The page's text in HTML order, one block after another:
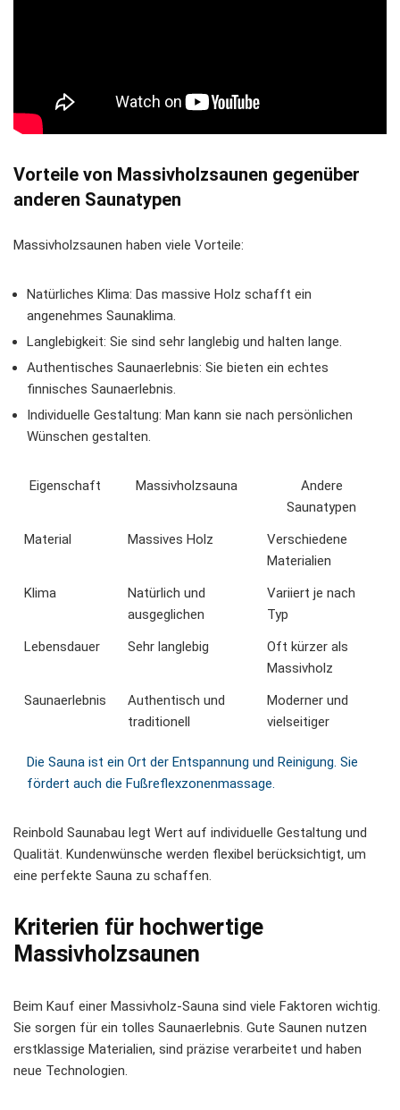
Vorteile von Massivholzsaunen gegenüber
anderen Saunatypen
Massivholzsaunen haben viele Vorteile:
Natürliches Klima: Das massive Holz schafft ein
angenehmes Saunaklima.
Langlebigkeit: Sie sind sehr langlebig und halten lange.
Authentisches Saunaerlebnis: Sie bieten ein echtes
finnisches Saunaerlebnis.
Individuelle Gestaltung: Man kann sie nach persönlichen
Wünschen gestalten.
Eigenschaft Massivholzsauna
Andere
Saunatypen
Material
Massives Holz
Verschiedene
Materialien
Klima
Natürlich und
ausgeglichen
Variiert je nach
Typ
Lebensdauer
Sehr langlebig
Oft kürzer als
Massivholz
Saunaerlebnis
Authentisch und
traditionell
Moderner und
vielseitiger
Die Sauna ist ein Ort der Entspannung und Reinigung. Sie
fördert auch die Fußreflexzonenmassage.
Reinbold Saunabau legt Wert auf individuelle Gestaltung und
Qualität. Kundenwünsche werden flexibel berücksichtigt, um
eine perfekte Sauna zu schaffen.
Kriterien für hochwertige
Massivholzsaunen
Beim Kauf einer Massivholz-Sauna sind viele Faktoren wichtig.
Sie sorgen für ein tolles Saunaerlebnis. Gute Saunen nutzen
erstklassige Materialien, sind präzise verarbeitet und haben
neue Technologien.